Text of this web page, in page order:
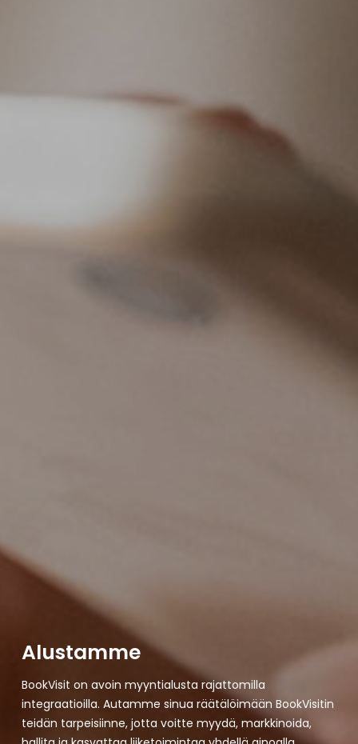
Alustamme
BookVisit on avoin myyntialusta rajattomilla
integraatioilla. Autamme sinua räätälöimään BookVisitin
teidän tarpeisiinne, jotta voitte myydä, markkinoida,